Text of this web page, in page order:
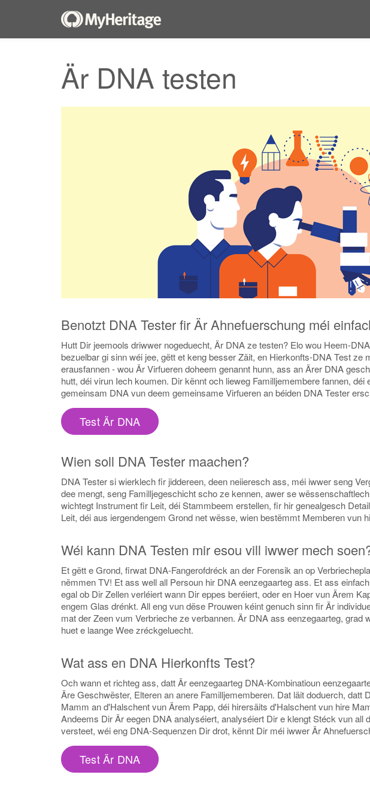
Är DNA testen
Benotzt DNA Tester fir Är Ahnefuerschung méi
Hutt Dir jeemools driwwer nogeduecht, Är DNA ze testen? Elo wou Heem-
bezuelbar gi sinn wéi jee, gëtt et keng besser Zäit, en Hierkonfts-DNA Test ze
erausfannen - wou Är Virfueren doheem genannt hunn, ass an Ärer DNA
hutt, déi virun Iech koumen. Dir kënnt och lieweg Familljemembere fannen,
gemeinsam DNA vun deem gemeinsame Virfueren an béiden DNA Tester
Test Är DNA
Wien soll DNA Tester maachen?
DNA Tester si wierklech fir jiddereen, deen neiieresch ass, méi iwwer seng
dee mengt, seng Familljegeschicht scho ze kennen, awer se
wichtegt Instrument fir Leit, déi Stammbeem erstellen, fir hir genealgesch
Leit, déi aus iergendengem Grond net wësse, wien bestëmmt Memberen vun
Wéi kann DNA Testen mir esou vill iwwer mech
Et gëtt e Grond, firwat DNA-Fangerofdréck an der Forensik an op
nëmmen TV! Et ass well all Persoun hir DNA eenzegaarteg ass. Et ass
egal ob Dir Zellen verléiert wann Dir eppes beréiert, oder en Hoer vun Ärem
engem Glas drénkt. All eng vun dëse Prouwen kéint genuch sinn fir Är
mat der Zeen vum Verbrieche ze verbannen. Är DNA ass eenzegaarteg, grad
huet e laange Wee zréckgeluecht.
Wat ass en DNA Hierkonfts Test?
Och wann et richteg ass, datt Är eenzegaarteg DNA-Kombinatioun
Äre Geschwëster, Elteren an anere Familljememberen. Dat läit doduerch, datt
Mamm an d'Halschent vun Ärem Papp, déi hirersäits d'Halschent vun hire
Andeems Dir Är eegen DNA analyséiert, analyséiert Dir e klengt Stéck vun all
versteet, wéi eng DNA-Sequenzen Dir drot, kënnt Dir méi iwwer Är
Test Är DNA